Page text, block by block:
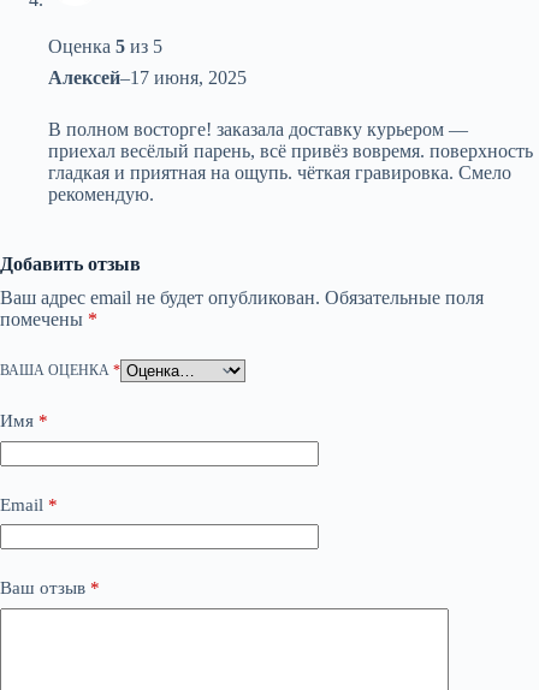
Оценка 5 из 5
Алексей–17 июня, 2025
В полном восторге! заказала доставку курьером —
приехал весёлый парень, всё привёз вовремя. поверхность
гладкая и приятная на ощупь. чёткая гравировка. Смело
рекомендую.
Добавить отзыв
Ваш адрес email не будет опубликован. Обязательные поля
помечены *
ВАША ОЦЕНКА *
Имя *
Email *
Ваш отзыв *